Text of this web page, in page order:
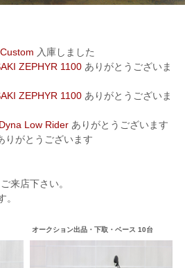
入庫しました
ZEPHYR 1100ありがとうございま
ZEPHYR 1100ありがとうございま
Low Riderありがとうございます
りがとうございます
来店下さい。
。
オークション出品・下取・ベース 10台